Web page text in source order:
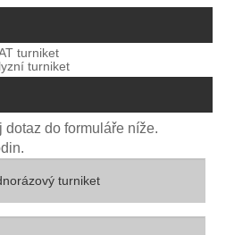
turniket
turniket
do formuláře níže.